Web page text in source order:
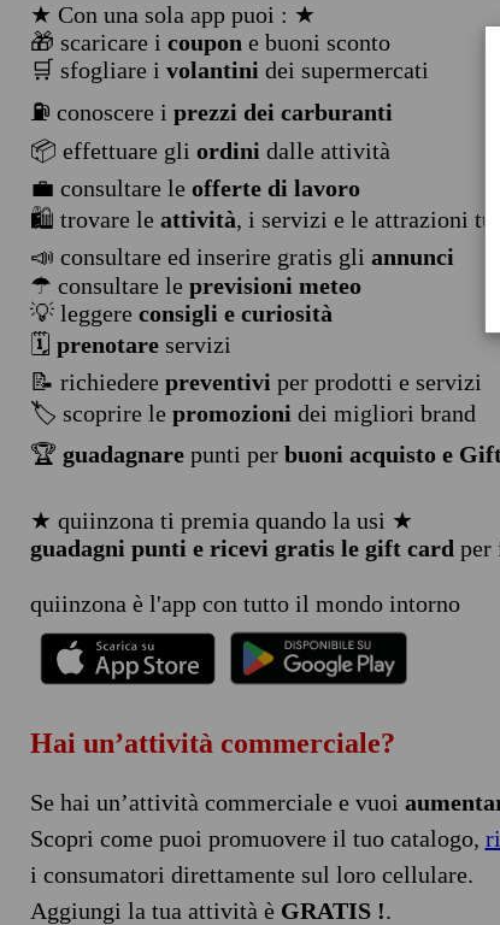
★ Con una sola app puoi : ★
🎁 scaricare i coupon e buoni sconto
🛒 sfogliare i volantini dei supermercati
⛽ conoscere i prezzi dei carburanti
📦 effettuare gli ordini dalle attività
💼 consultare le offerte di lavoro
🛍️ trovare le attività, i servizi e le attrazioni
📣 consultare ed inserire gratis gli annunci
☂ consultare le previsioni meteo
💡 leggere consigli e curiosità
🗓️ prenotareservizi
📝 richiedere preventivi per prodotti e servizi
🏷️ scoprire le promozioni dei migliori brand
🏆 guadagnarepunti per buoni acquisto e
★ quiinzona ti premia quando la usi ★
guadagni punti e ricevi gratis le gift card per
quiinzona è l'app con tutto il mondo intorno
Hai un’attività commerciale?
Se hai un’attività commerciale e vuoi
Scopri come puoi promuovere il tuo catalogo,
i consumatori direttamente sul loro cellulare.
Aggiungi la tua attività è GRATIS !.